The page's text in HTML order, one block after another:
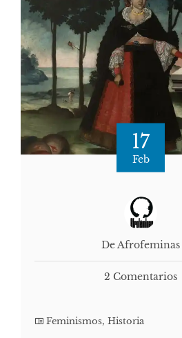
17
Feb
De Afrofeminas
2 Comentarios
Feminismos, Historia